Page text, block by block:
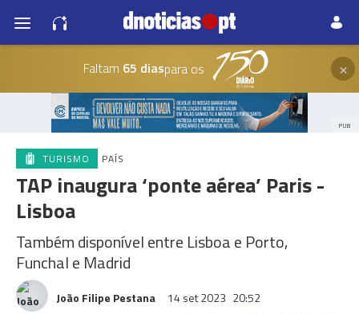
Faltam 65 diaspara os ×
PUB
TURISMO PAÍS
TAP inaugura ‘ponte aérea’ Paris -
Lisboa
Também disponível entre Lisboa e Porto,
Funchal e Madrid
João Filipe Pestana 14 set 2023 20:52